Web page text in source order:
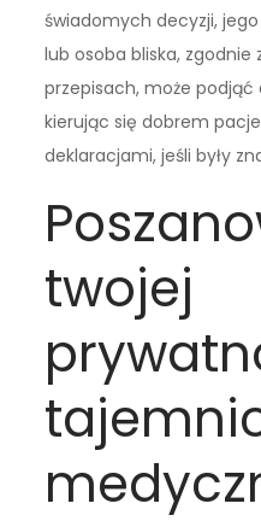
świadomych decyzji,
lub osoba bliska, zgodnie
przepisach, może
kierując się dobrem
deklaracjami, jeśli były
twojej